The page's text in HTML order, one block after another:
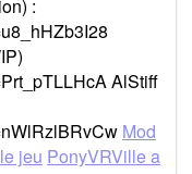
:
AlStiff
Mod
jeu PonyVRVille a